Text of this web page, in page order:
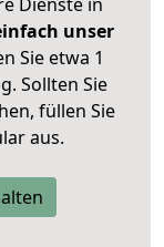
unser
Sie etwa 1
Sollten Sie
füllen Sie
aus.